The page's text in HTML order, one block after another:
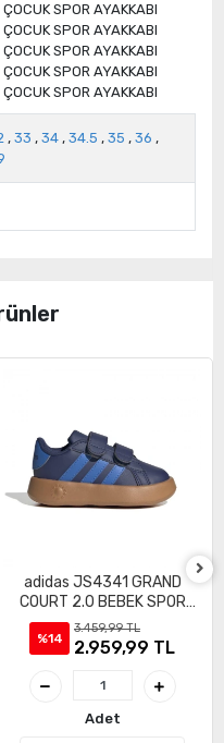
SPOR AYAKKABI
SPOR AYAKKABI
SPOR AYAKKABI
SPOR AYAKKABI
SPOR AYAKKABI
, 33 , 34 , 34.5 , 35 , 36 ,
adidas JS4341 GRAND
COURT 2.0 BEBEK SPOR
AYAKKABI
%14
3.459,99 TL
2.959,99 TL
Adet